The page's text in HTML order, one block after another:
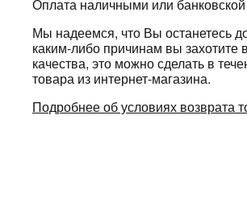
Оплата наличными или банковской
Мы надеемся, что Вы останетесь
каким-либо причинам вы
качества, это можно сделать в
товара из интернет-магазина.
Подробнее об условиях возврата